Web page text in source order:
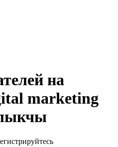
на
marketing